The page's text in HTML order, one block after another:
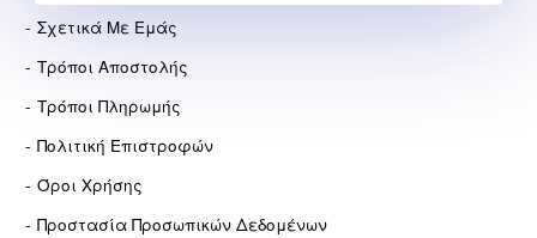
Σχετικά Με Εμάς
Τρόποι Αποστολής
Τρόποι Πληρωμής
Πολιτική Επιστροφών
Όροι Χρήσης
Προστασία Προσωπικών Δεδομένων